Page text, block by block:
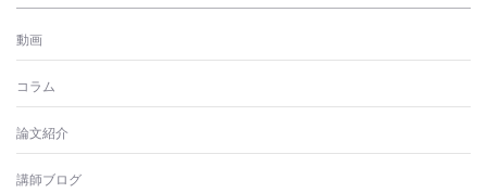
動画
コラム
論文紹介
講師ブログ